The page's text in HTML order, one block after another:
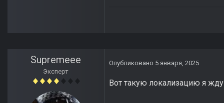
Supremeee
Эксперт
Опубликовано 5 января, 2025
Вот такую локализацию я жду